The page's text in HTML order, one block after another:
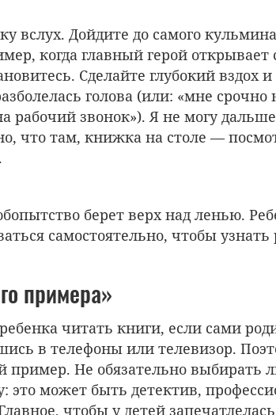
вслух. Дойдите до самого
когда главный герой открывает
Сделайте глубокий вздох
голова (или: «мне
рабочий звонок»). Я не могу
что там, книжка на столе —
берет верх над ленью.
самостоятельно, чтобы узнать
примера»
читать книги, если сами
в телефоны или телевизор.
пример. Не обязательно выбирать
это может быть детектив,
чтобы у детей